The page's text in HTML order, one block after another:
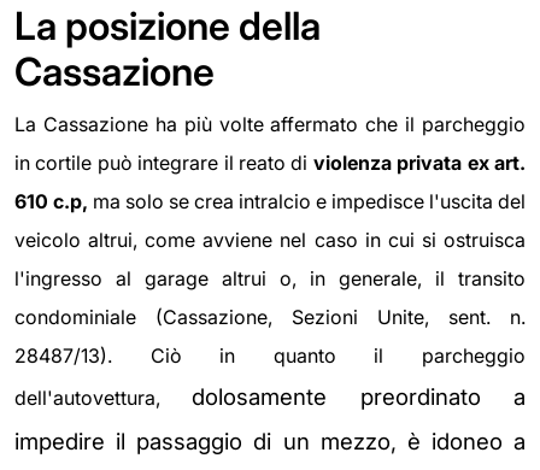
La posizione della
Cassazione
La Cassazione ha più volte affermato che il parcheggio
in cortile può integrare il reato di violenza privata ex art.
610 c.p, ma solo se crea intralcio e impedisce l'uscita del
veicolo altrui, come avviene nel caso in cui si ostruisca
l'ingresso al garage altrui o, in generale, il transito
condominiale (Cassazione, Sezioni Unite, sent. n.
28487/13). Ciò in quanto il parcheggio
dell'autovettura, dolosamente preordinato a
impedire il passaggio di un mezzo, è idoneo a